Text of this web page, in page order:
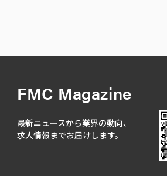
FMC Magazine
最新ニュースから業界の動向、
求人情報までお届けします。